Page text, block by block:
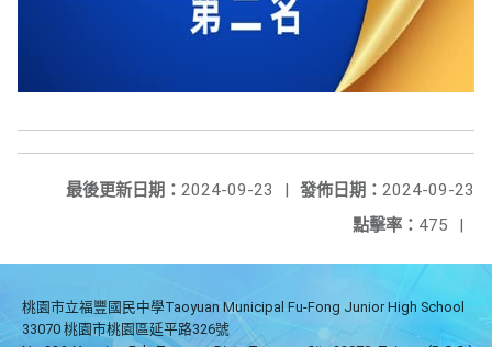
發佈日期： 2024-09-23
最後更新日期： 2024-09-23
|
點擊率： 475 |
桃園市立福豐國民中學Taoyuan Municipal Fu-Fong Junior High School
33070 桃園市桃園區延平路326號